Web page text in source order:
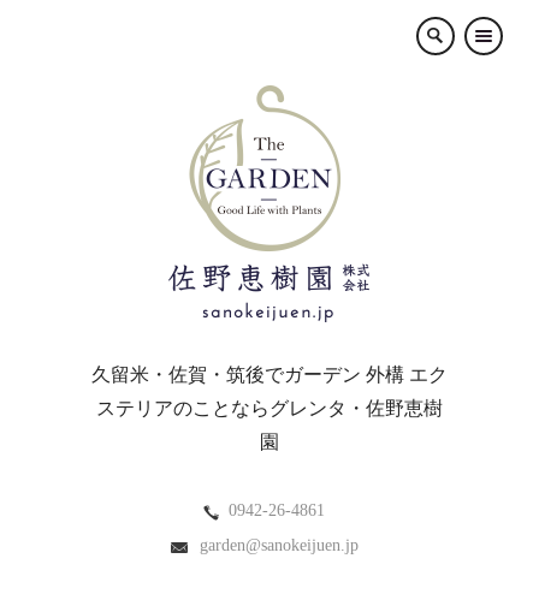
×
久留米・佐賀・筑後でガーデン 外構 エク
ステリアのことならグレンタ・佐野恵樹
園
0942-26-4861
garden@sanokeijuen.jp